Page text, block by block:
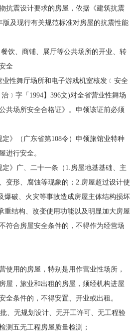
抗震设计要求的房屋，依据《建筑抗震
版及现行有关规范标准对房屋的抗震性能
饮、商铺、展厅等公共场所的开业、转
全
性舞厅场所和电子游戏机室核发﹝安全
﹞字「1994】396文)对全省营业性舞场
共场所安全合格证》。申领该证前必须
》（广东省第108令）申领旅馆业特种
进行安全。
》广、二十一条（1.房屋地基基础、主
变形、腐蚀等现象的；2.房屋超过设计使
爆破、火灾等事故造成房屋主体结构损坏
重结构、改变使用功能以及明显加大房屋
符合房屋安全条件的，不得作为经营场
使用的房屋，特别是用作营业性场所，
屋，旅业和出租的房屋，须经机构进屋
全条件的，不得安置、开业或出租。
、无规划设计、无开工许可、无工程验
测五无工程房屋质量检测；